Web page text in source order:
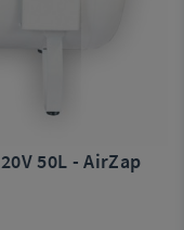
50L - AirZap